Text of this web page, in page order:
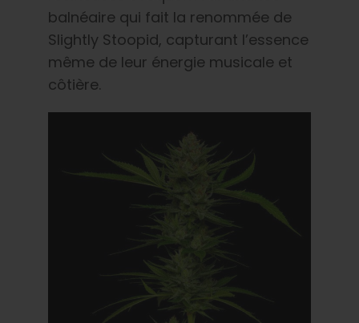
balnéaire qui fait la renommée de
Slightly Stoopid, capturant l’essence
même de leur énergie musicale et
côtière.